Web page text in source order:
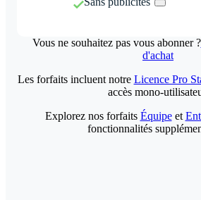
Vous ne souhaitez pas vous abonner ?
d'achat
Les forfaits incluent notre Licence Pro
accès mono-
Explorez nos forfaits Équipeet
fonctionnalités